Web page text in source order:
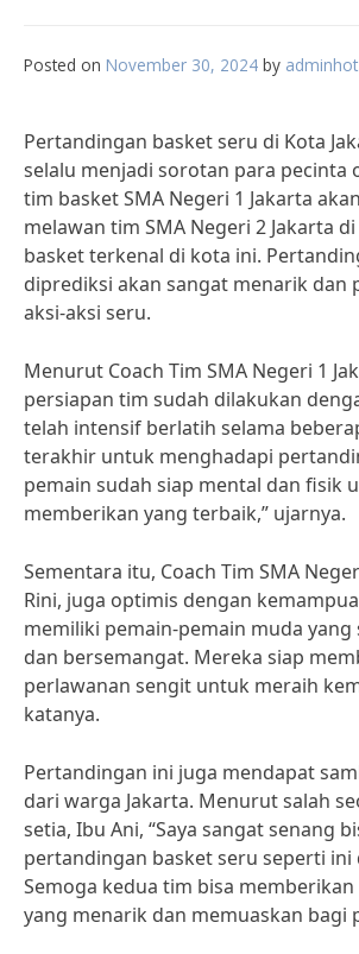
Posted on November 30, 2024 by adminhot
Pertandingan basket seru di Kota
selalu menjadi sorotan para pecinta
tim basket SMA Negeri 1 Jakarta
melawan tim SMA Negeri 2 Jakarta
basket terkenal di kota ini.
diprediksi akan sangat menarik dan
aksi-aksi seru.
Menurut Coach Tim SMA Negeri 1
persiapan tim sudah dilakukan
telah intensif berlatih selama
terakhir untuk menghadapi
pemain sudah siap mental dan fisik
memberikan yang terbaik,” ujarnya.
Sementara itu, Coach Tim SMA
Rini, juga optimis dengan
memiliki pemain-pemain muda
dan bersemangat. Mereka siap
perlawanan sengit untuk meraih
katanya.
Pertandingan ini juga mendapat
dari warga Jakarta. Menurut salah
setia, Ibu Ani, “Saya sangat senang
pertandingan basket seru seperti ini
Semoga kedua tim bisa
yang menarik dan memuaskan bagi